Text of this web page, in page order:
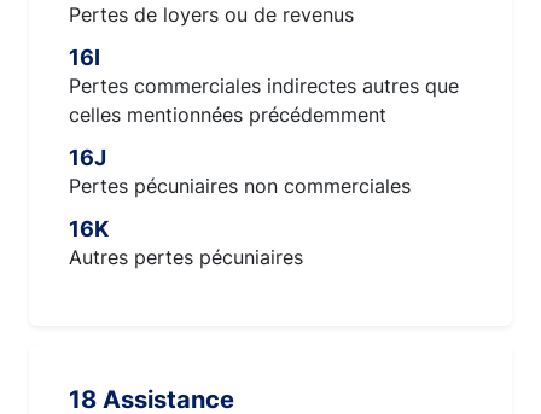
Pertes de loyers ou de revenus
16I
Pertes commerciales indirectes autres que
celles mentionnées précédemment
16J
Pertes pécuniaires non commerciales
16K
Autres pertes pécuniaires
18 Assistance